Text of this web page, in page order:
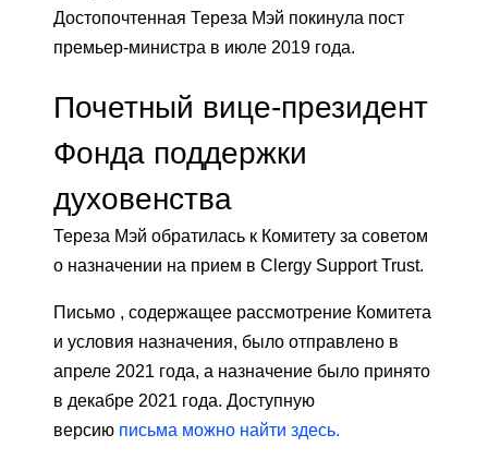
Достопочтенная Тереза ​​Мэй покинула пост
премьер-министра в июле 2019 года.
Почетный вице-президент
Фонда поддержки
духовенства
Тереза ​​Мэй обратилась к Комитету за советом
о назначении на прием в Clergy Support Trust.
Письмо , содержащее рассмотрение Комитета
и условия назначения, было отправлено в
апреле 2021 года, а назначение было принято
в декабре 2021 года. Доступную
версию письма можно найти здесь.